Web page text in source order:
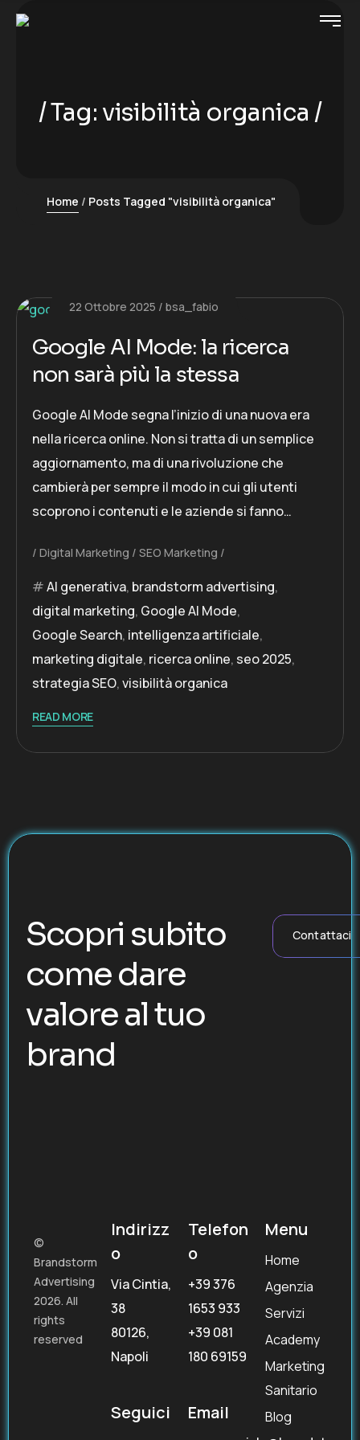
Tag: visibilità organica
Home Posts Tagged "visibilità organica"
22 Ottobre 2025 bsa_fabio
Google AI Mode: la ricerca
non sarà più la stessa
Google AI Mode segna l’inizio di una nuova era
nella ricerca online. Non si tratta di un semplice
aggiornamento, ma di una rivoluzione che
cambierà per sempre il modo in cui gli utenti
scoprono i contenuti e le aziende si fanno…
Digital Marketing SEO Marketing
AI generativa, brandstorm advertising,
digital marketing, Google AI Mode,
Google Search, intelligenza artificiale,
marketing digitale, ricerca online, seo 2025,
strategia SEO,visibilità organica
READ MORE
Scopri subito
come dare
valore al tuo
brand
Contattaci
©
Brandstorm
Advertising
2026. All
rights
reserved
Indirizz
o
Via Cintia,
38
80126,
Napoli
Seguici
Telefon
o
+39 376
1653 933
+39 081
180 69159
Email
Menu
Home
Agenzia
Servizi
Academy
Marketing
Sanitario
Blog